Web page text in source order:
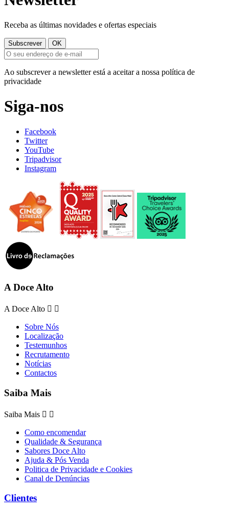
Receba as últimas novidades e ofertas especiais
Ao subscrever a newsletter está a aceitar a nossa política de
privacidade
Siga-nos
Facebook
Twitter
YouTube
Tripadvisor
Instagram
A Doce Alto
A Doce Alto  
Sobre Nós
Localização
Testemunhos
Recrutamento
Notícias
Contactos
Saiba Mais
Saiba Mais  
Como encomendar
Qualidade & Segurança
Sabores Doce Alto
Ajuda & Pós Venda
Politica de Privacidade e Cookies
Canal de Denúncias
Clientes